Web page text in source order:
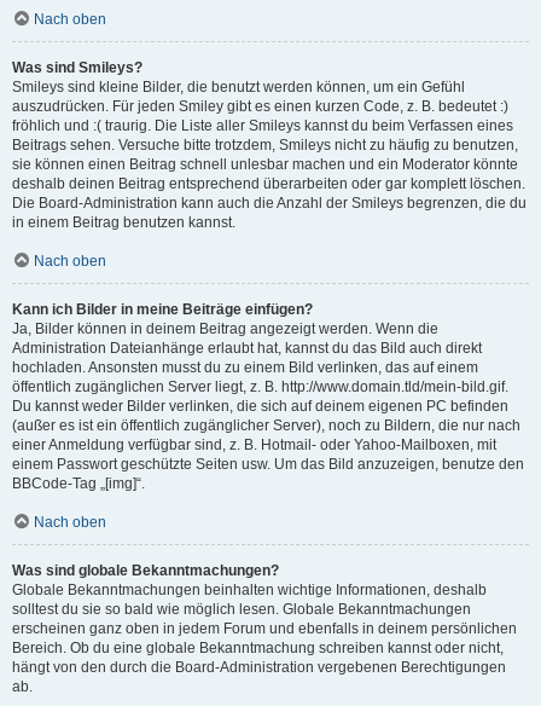
Nach oben
Was sind Smileys?
Smileys sind kleine Bilder, die benutzt werden können, um ein Gefühl
auszudrücken. Für jeden Smiley gibt es einen kurzen Code, z. B. bedeutet :)
fröhlich und :( traurig. Die Liste aller Smileys kannst du beim Verfassen eines
Beitrags sehen. Versuche bitte trotzdem, Smileys nicht zu häufig zu benutzen,
sie können einen Beitrag schnell unlesbar machen und ein Moderator könnte
deshalb deinen Beitrag entsprechend überarbeiten oder gar komplett löschen.
Die Board-Administration kann auch die Anzahl der Smileys begrenzen, die du
in einem Beitrag benutzen kannst.
Nach oben
Kann ich Bilder in meine Beiträge einfügen?
Ja, Bilder können in deinem Beitrag angezeigt werden. Wenn die
Administration Dateianhänge erlaubt hat, kannst du das Bild auch direkt
hochladen. Ansonsten musst du zu einem Bild verlinken, das auf einem
öffentlich zugänglichen Server liegt, z. B. http://www.domain.tld/mein-bild.gif.
Du kannst weder Bilder verlinken, die sich auf deinem eigenen PC befinden
(außer es ist ein öffentlich zugänglicher Server), noch zu Bildern, die nur nach
einer Anmeldung verfügbar sind, z. B. Hotmail- oder Yahoo-Mailboxen, mit
einem Passwort geschützte Seiten usw. Um das Bild anzuzeigen, benutze den
BBCode-Tag „[img]“.
Nach oben
Was sind globale Bekanntmachungen?
Globale Bekanntmachungen beinhalten wichtige Informationen, deshalb
solltest du sie so bald wie möglich lesen. Globale Bekanntmachungen
erscheinen ganz oben in jedem Forum und ebenfalls in deinem persönlichen
Bereich. Ob du eine globale Bekanntmachung schreiben kannst oder nicht,
hängt von den durch die Board-Administration vergebenen Berechtigungen
ab.